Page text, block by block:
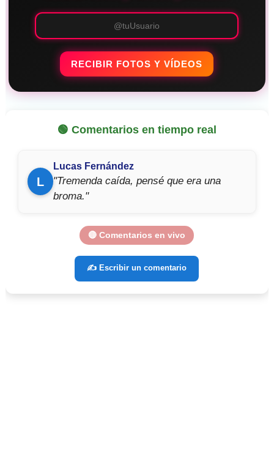
RECIBIR FOTOS Y VÍDEOS
🟢 Comentarios en tiempo real
L
Lucas Fernández
"Tremenda caída, pensé que era una
broma."
🔴 Comentarios en vivo
✍️ Escribir un comentario